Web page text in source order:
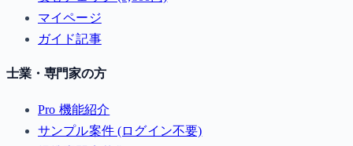
マイページ
ガイド記事
士業・専門家の方
Pro 機能紹介
サンプル案件 (ログイン不要)